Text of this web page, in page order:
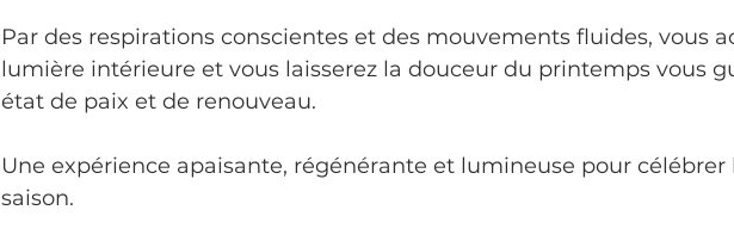
Par des respirations conscientes et des mouvements fluides, vous
lumière intérieure et vous laisserez la douceur du printemps vous
état de paix et de renouveau.
Une expérience apaisante, régénérante et lumineuse pour célébrer
saison.